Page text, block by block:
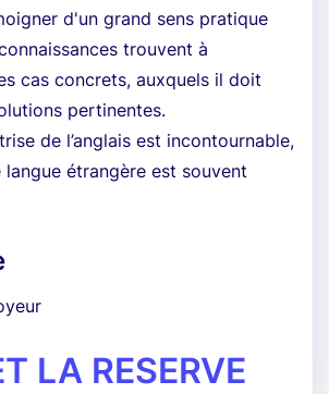
d'un grand sens pratique
trouvent à
cas concrets, auxquels il doit
pertinentes.
de l’anglais est incontournable,
étrangère est souvent
LA RESERVE